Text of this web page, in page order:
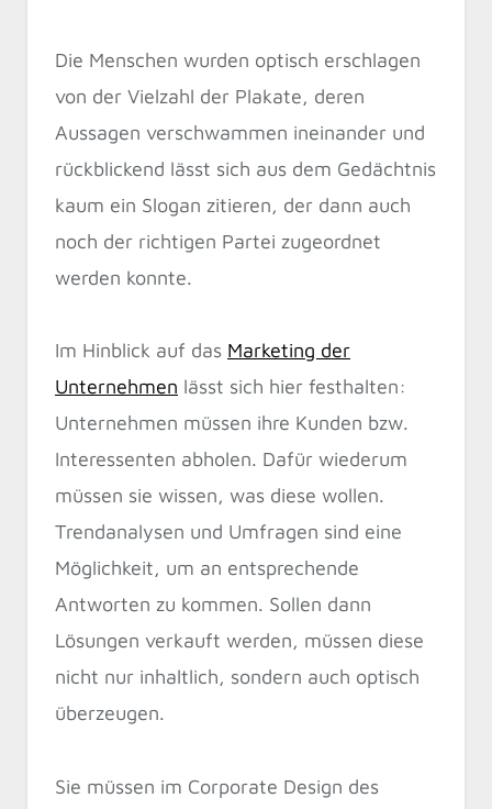
Die Menschen wurden optisch erschlagen
von der Vielzahl der Plakate, deren
Aussagen verschwammen ineinander und
rückblickend lässt sich aus dem Gedächtnis
kaum ein Slogan zitieren, der dann auch
noch der richtigen Partei zugeordnet
werden konnte.
Im Hinblick auf das Marketing der
Unternehmen lässt sich hier festhalten:
Unternehmen müssen ihre Kunden bzw.
Interessenten abholen. Dafür wiederum
müssen sie wissen, was diese wollen.
Trendanalysen und Umfragen sind eine
Möglichkeit, um an entsprechende
Antworten zu kommen. Sollen dann
Lösungen verkauft werden, müssen diese
nicht nur inhaltlich, sondern auch optisch
überzeugen.
Sie müssen im Corporate Design des